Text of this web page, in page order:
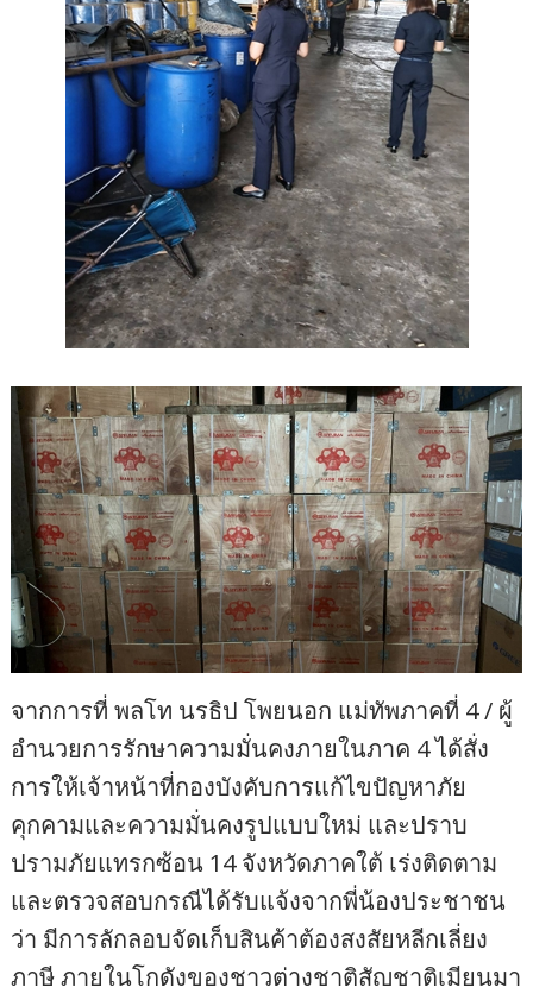
จากการที่ พลโท นรธิป โพยนอก แม่ทัพภาคที่ 4 / ผู้
อำนวยการรักษาความมั่นคงภายในภาค 4 ได้สั่ง
การให้เจ้าหน้าที่กองบังคับการแก้ไขปัญหาภัย
คุกคามและความมั่นคงรูปแบบใหม่ และปราบ
ปรามภัยแทรกซ้อน 14 จังหวัดภาคใต้ เร่งติดตาม
และตรวจสอบกรณีได้รับแจ้งจากพี่น้องประชาชน
ว่า มีการลักลอบจัดเก็บสินค้าต้องสงสัยหลีกเลี่ยง
ภาษี ภายในโกดังของชาวต่างชาติสัญชาติเมียนมา